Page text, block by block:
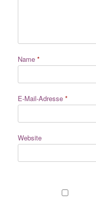
💌 Trag dich ein &
& exklusive
Kreativ.
Name *
E-Mail-Adresse *
Website